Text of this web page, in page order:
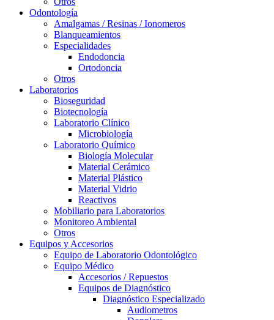
Odontología
Amalgamas / Resinas / Ionomeros
Blanqueamientos
Especialidades
Endodoncia
Ortodoncia
Otros
Laboratorios
Bioseguridad
Biotecnología
Laboratorio Clínico
Microbiología
Laboratorio Químico
Biología Molecular
Material Cerámico
Material Plástico
Material Vidrio
Reactivos
Mobiliario para Laboratorios
Monitoreo Ambiental
Otros
Equipos y Accesorios
Equipo de Laboratorio Odontológico
Equipo Médico
Accesorios / Repuestos
Equipos de Diagnóstico
Diagnóstico Especializado
Audiometros